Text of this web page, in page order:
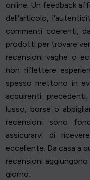
online. Un feedback
dell'articolo,
commenti coerenti,
prodotti per trovare
recensioni vaghe o
non riflettere
spesso mettono in
acquirenti
lusso, borse o
recensioni sono
assicurarvi di
eccellente. Da casa a
recensioni
giorno.